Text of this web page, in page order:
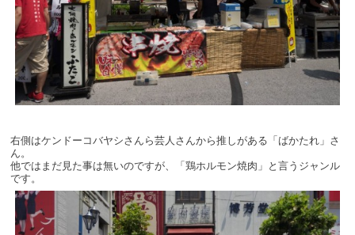
右側はケンドーコバヤシさんら芸人さんから推しがある「ばかたれ」さ
ん。
他ではまだ見た事は無いのですが、「鶏ホルモン焼肉」と言うジャンル
です。